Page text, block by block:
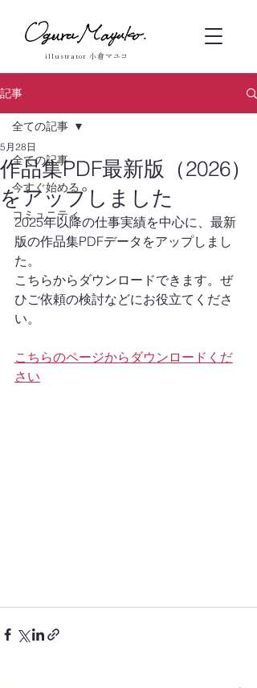
illustrator 小倉マユコ
記事
全ての記事
今すぐ始める
コミュニティ
全ての記事
作品集PDF最新版（2026）
をアップしました
5月28日
2025年以降の仕事実績を中心に、最新
版の作品集PDFデータをアップしまし
た。
こちらからダウンロードできます。ぜ
ひご依頼の検討などにお役立てくださ
い。
こちらのページからダウンロードくだ
さい